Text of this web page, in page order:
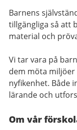
Barnens
tillgängliga så att
material och
Vi tar vara på
dem möta
nyfikenhet. Både
lärande och
Om vår